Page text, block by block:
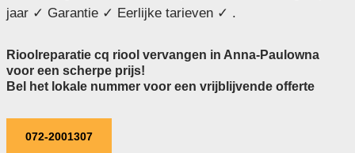
jaar ✓ Garantie ✓ Eerlijke tarieven ✓ .
Rioolreparatie cq riool vervangen in Anna-Paulowna
voor een scherpe prijs!
Bel het lokale nummer voor een vrijblijvende offerte
072-2001307